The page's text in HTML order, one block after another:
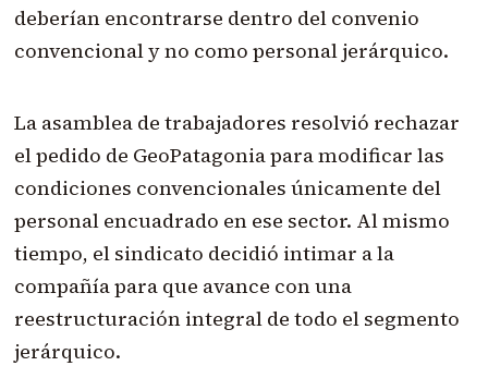
deberían encontrarse dentro del convenio
convencional y no como personal jerárquico.
La asamblea de trabajadores resolvió rechazar
el pedido de GeoPatagonia para modificar las
condiciones convencionales únicamente del
personal encuadrado en ese sector. Al mismo
tiempo, el sindicato decidió intimar a la
compañía para que avance con una
reestructuración integral de todo el segmento
jerárquico.